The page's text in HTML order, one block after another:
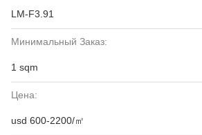
LM-F3.91
Минимальный Заказ:
1 sqm
Цена:
usd 600-2200/㎡